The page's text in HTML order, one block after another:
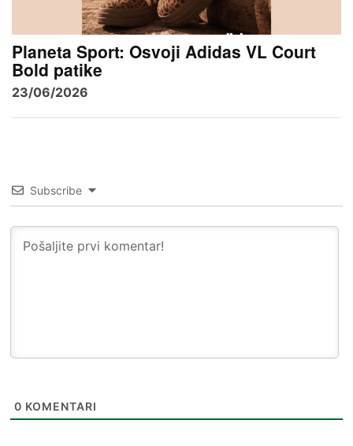
Planeta Sport: Osvoji Adidas VL Court
Bold patike
23/06/2026
Subscribe
0 KOMENTARI